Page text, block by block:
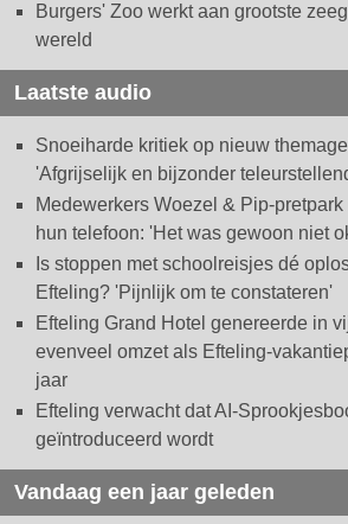
Burgers' Zoo werkt aan grootste
wereld
Laatste audio
Snoeiharde kritiek op nieuw
'Afgrijselijk en bijzonder
Medewerkers Woezel & Pip-
hun telefoon: 'Het was gewoon niet
Is stoppen met schoolreisjes dé
Efteling? 'Pijnlijk om te constateren'
Efteling Grand Hotel genereerde in
evenveel omzet als Efteling-
jaar
Efteling verwacht dat AI-
geïntroduceerd wordt
Vandaag een jaar geleden